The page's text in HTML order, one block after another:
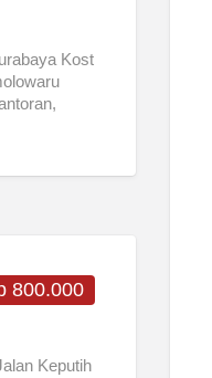
Kost
800.000
Keputih